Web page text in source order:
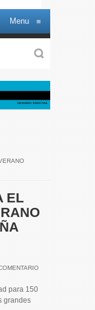
Menu ≡
EL
para 150
grandes